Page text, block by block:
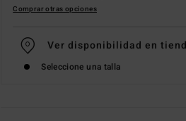
Comprar otras opciones
Ver disponibilidad en
Seleccione una talla